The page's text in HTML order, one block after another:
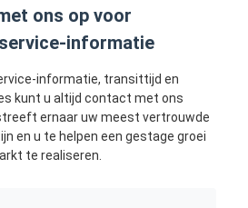
ons op voor
informatie
informatie, transittijd en
kunt u altijd contact met ons
ernaar uw meest vertrouwde
en u te helpen een gestage groei
te realiseren.